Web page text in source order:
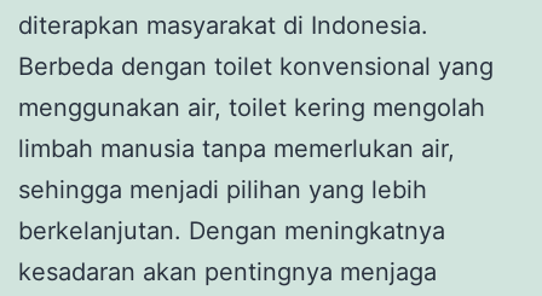
diterapkan masyarakat di Indonesia.
Berbeda dengan toilet konvensional yang
menggunakan air, toilet kering mengolah
limbah manusia tanpa memerlukan air,
sehingga menjadi pilihan yang lebih
berkelanjutan. Dengan meningkatnya
kesadaran akan pentingnya menjaga